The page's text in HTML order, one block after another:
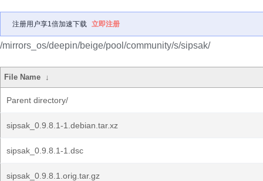
注册用户享1倍加速下载 立即注册
/mirrors_os/deepin/beige/pool/community/s/sipsak/
File Name ↓
Parent directory/
sipsak_0.9.8.1-1.debian.tar.xz
sipsak_0.9.8.1-1.dsc
sipsak_0.9.8.1.orig.tar.gz